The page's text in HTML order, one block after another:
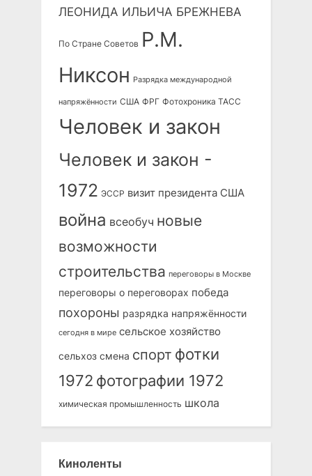
ЛЕОНИДА ИЛЬИЧА БРЕЖНЕВА
По Стране Советов Р.М.
Никсон
Разрядка международной
напряжённости США ФРГ Фотохроника ТАСС
Человек и закон
Человек и закон -
1972 ЭССР визит президента США
война всеобуч новые
возможности
строительства переговоры в Москве
переговоры о переговорах победа
похороны разрядка напряжённости
сегодня в мире сельское хозяйство
сельхоз смена спорт фотки
1972 фотографии 1972
химическая промышленность школа
Киноленты